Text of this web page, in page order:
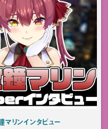
リンインタビュー